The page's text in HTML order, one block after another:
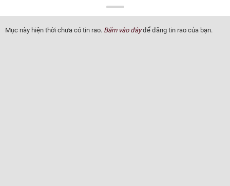
Tất cả
NĂM SẢN XUẤT
Tất cả
GIÁ XE XUẤT XỨ
Mục này hiện thời chưa có tin rao. Bấm vào đâyđể đăng tin rao của bạn.